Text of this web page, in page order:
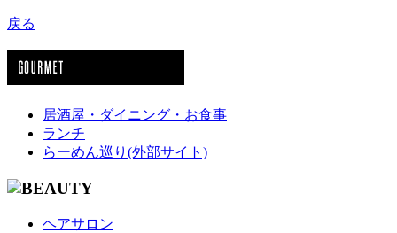
戻る
居酒屋・ダイニング・お食事
ランチ
らーめん巡り(外部サイト)
ヘアサロン